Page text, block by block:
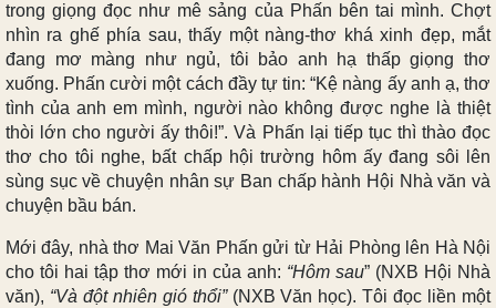
trong giọng đọc như mê sảng của Phấn bên tai mình. Chợt
nhìn ra ghế phía sau, thấy một nàng-thơ khá xinh đẹp, mắt
đang mơ màng như ngủ, tôi bảo anh hạ thấp giọng thơ
xuống. Phấn cười một cách đầy tự tin: “Kệ nàng ấy anh ạ, thơ
tình của anh em mình, người nào không được nghe là thiệt
thòi lớn cho người ấy thôi!”. Và Phấn lại tiếp tục thì thào đọc
thơ cho tôi nghe, bất chấp hội trường hôm ấy đang sôi lên
sùng sục về chuyện nhân sự Ban chấp hành Hội Nhà văn và
chuyện bầu bán.
Mới đây, nhà thơ Mai Văn Phấn gửi từ Hải Phòng lên Hà Nội
cho tôi hai tập thơ mới in của anh: “Hôm sau” (NXB Hội Nhà
văn), “Và đột nhiên gió thổi”(NXB Văn học). Tôi đọc liền một